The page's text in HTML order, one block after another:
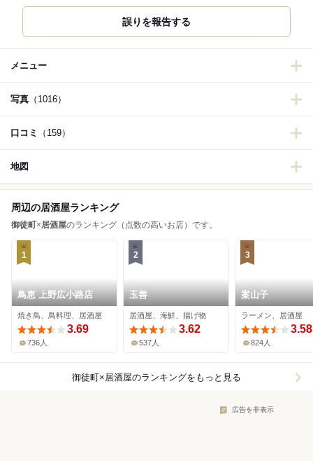
誤りを報告する
メニュー
写真 （1016）
口コミ （159）
地図
周辺の居酒屋ランキング
御徒町×居酒屋のランキング（点数の高いお店）です。
1
鳥恵 上野広小路店
焼き鳥、鳥料理、居酒屋
3.69
736人
2
玉善
居酒屋、海鮮、揚げ物
3.62
537人
3
案山子
ラーメン、居酒屋
3.58
824人
御徒町×居酒屋のランキングをもっと見る
広告を非表示